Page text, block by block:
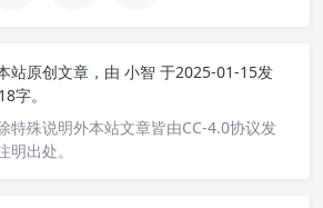
站原创文章，由 小智 于2025-01-15发
字。
特殊说明外本站文章皆由CC-4.0协议发
明出处。